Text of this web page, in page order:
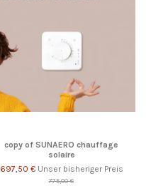
copy of SUNAERO chauffage
solaire
697,50 € Unser bisheriger Preis
775,00 €